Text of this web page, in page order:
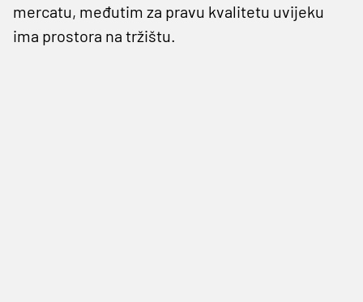
mercatu, međutim za pravu kvalitetu uvijeku
ima prostora na tržištu.